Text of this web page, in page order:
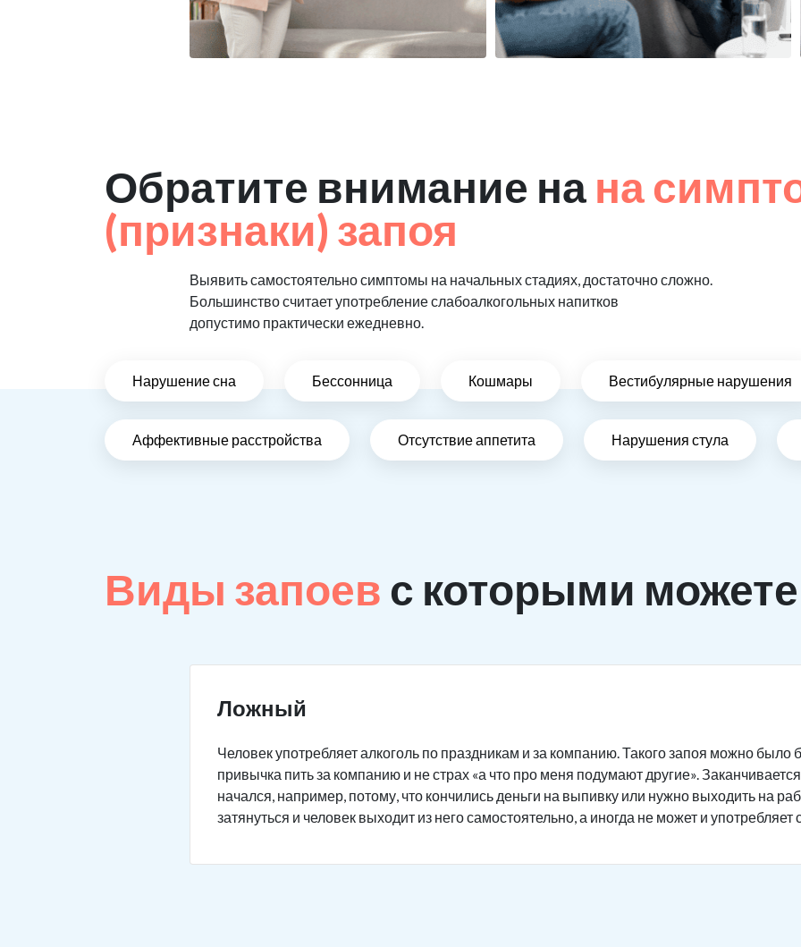
Обратите внимание на на
(признаки) запоя
Выявить самостоятельно симптомы на начальных стадиях, достаточно сложно.
Большинство считает употребление слабоалкогольных напитков
допустимо практически ежедневно.
Нарушение сна Бессонница Кошмары Вестибулярные нарушения
Аффективные расстройства Отсутствие аппетита Нарушения стула
Виды запоев с которыми
Ложный
Человек употребляет алкоголь по праздникам и за компанию. Такого запоя можно
привычка пить за компанию и не страх «а что про меня подумают другие».
начался, например, потому, что кончились деньги на выпивку или нужно выходить на
затянуться и человек выходит из него самостоятельно, а иногда не может и